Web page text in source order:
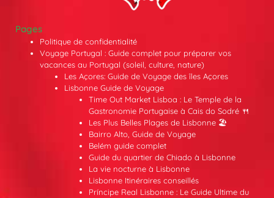
Pages
Politique de confidentialité
Voyage Portugal : Guide complet pour préparer vos
vacances au Portugal (soleil, culture, nature)
Les Açores: Guide de Voyage des îles Açores
Lisbonne Guide de Voyage
Time Out Market Lisboa : Le Temple de la
Gastronomie Portugaise à Cais do Sodré 🍴
Les Plus Belles Plages de Lisbonne 🏖️
Bairro Alto, Guide de Voyage
Belém guide complet
Guide du quartier de Chiado à Lisbonne
La vie nocturne à Lisbonne
Lisbonne Itinéraires conseillés
Príncipe Real Lisbonne : Le Guide Ultime du